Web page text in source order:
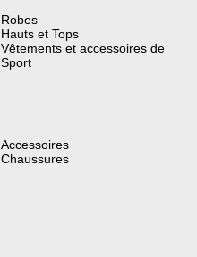
Robes
Hauts et Tops
Vêtements et accessoires de
Sport
Accessoires
Chaussures